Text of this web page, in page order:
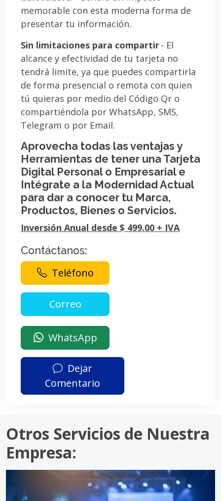
memorable con esta moderna forma de
presentar tu información.
Sin limitaciones para compartir- El
alcance y efectividad de tu tarjeta no
tendrá limite, ya que puedes compartirla
de forma presencial o remota con quien
tú quieras por medio del Código Qr o
compartiéndola por WhatsApp, SMS,
Telegram o por Email.
Aprovecha todas las ventajas y
Herramientas de tener una Tarjeta
Digital Personal o Empresarial e
Intégrate a la Modernidad Actual
para dar a conocer tu Marca,
Productos, Bienes o Servicios.
Inversión Anual desde $ 499.00 + IVA
Contáctanos:
Teléfono
WhatsApp
Dejar
Comentario
Otros Servicios de Nuestra
Empresa: